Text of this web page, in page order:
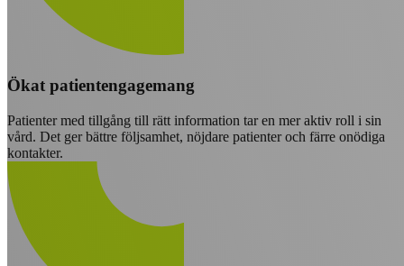
Ökat patientengagemang
Patienter med tillgång till rätt information tar en mer aktiv roll i sin
vård. Det ger bättre följsamhet, nöjdare patienter och färre onödiga
kontakter.